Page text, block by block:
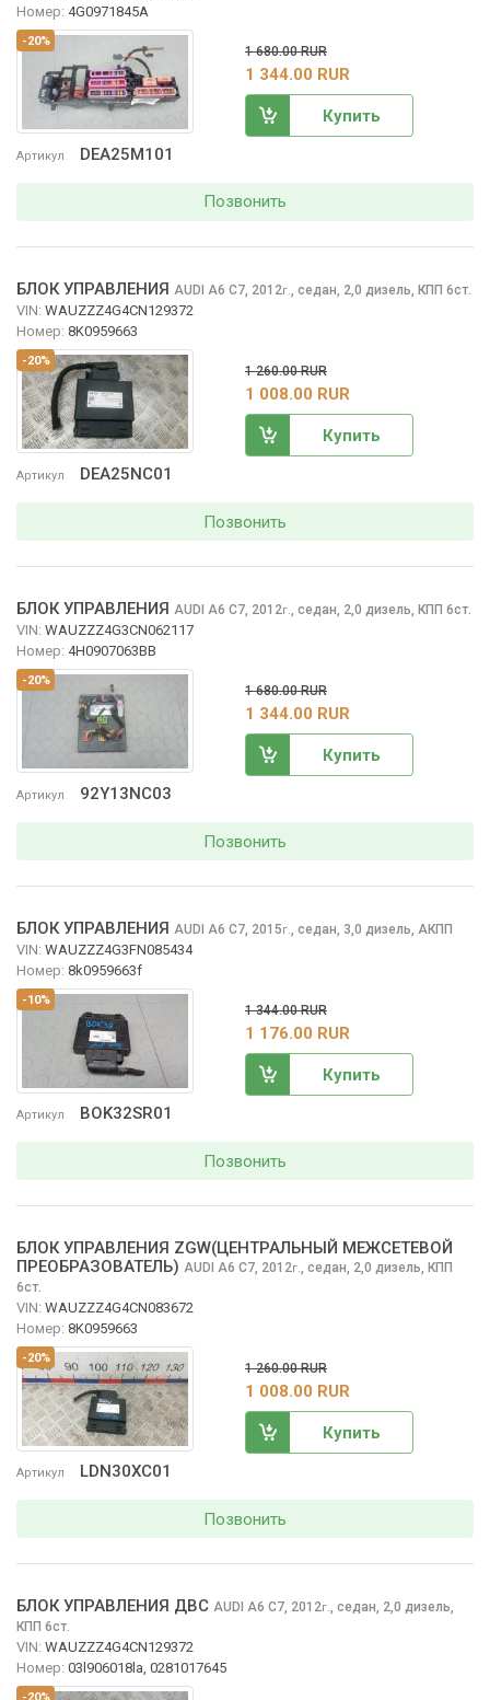
-20%
Артикул DEA25M101
Номер: 4G0971845A
1 680.00 RUR
1 344.00 RUR
Купить
Позвонить
-20%
Артикул DEA25NC01
БЛОК УПРАВЛЕНИЯ AUDI A6 C7, 2012г. седан, 2,0 дизель, КПП 6ст.
VIN: WAUZZZ4G4CN129372
Номер: 8K0959663
1 260.00 RUR
1 008.00 RUR
Купить
Позвонить
-20%
Артикул 92Y13NC03
БЛОК УПРАВЛЕНИЯ AUDI A6 C7, 2012г. седан, 2,0 дизель, КПП 6ст.
VIN: WAUZZZ4G3CN062117
Номер: 4H0907063BB
1 680.00 RUR
1 344.00 RUR
Купить
Позвонить
-10%
Артикул BOK32SR01
БЛОК УПРАВЛЕНИЯ AUDI A6 C7, 2015г. седан, 3,0 дизель, АКПП
VIN: WAUZZZ4G3FN085434
Номер: 8k0959663f
1 344.00 RUR
1 176.00 RUR
Купить
Позвонить
-20%
Артикул LDN30XC01
БЛОК УПРАВЛЕНИЯ ZGW(ЦЕНТРАЛЬНЫЙ МЕЖСЕТЕВОЙ
ПРЕОБРАЗОВАТЕЛЬ) AUDI A6 C7, 2012г. седан, 2,0 дизель, КПП
6ст.
VIN: WAUZZZ4G4CN083672
Номер: 8K0959663
1 260.00 RUR
1 008.00 RUR
Купить
Позвонить
-20%
БЛОК УПРАВЛЕНИЯ ДВС AUDI A6 C7, 2012г., седан, 2,0 дизель,
КПП 6ст.
VIN: WAUZZZ4G4CN129372
Номер: 03l906018la, 0281017645